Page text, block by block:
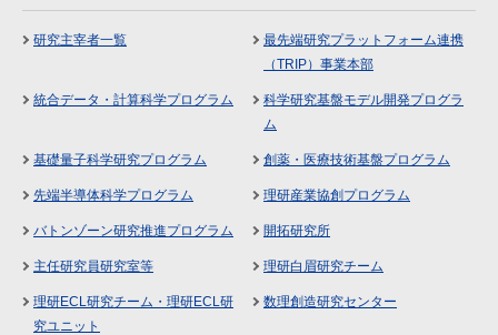
研究主宰者一覧
最先端研究プラットフォーム連携
（TRIP）事業本部
統合データ・計算科学プログラム
科学研究基盤モデル開発プログラ
ム
基礎量子科学研究プログラム 創薬・医療技術基盤プログラム
先端半導体科学プログラム 理研産業協創プログラム
バトンゾーン研究推進プログラム 開拓研究所
主任研究員研究室等 理研白眉研究チーム
理研ECL研究チーム・理研ECL研
究ユニット
数理創造研究センター